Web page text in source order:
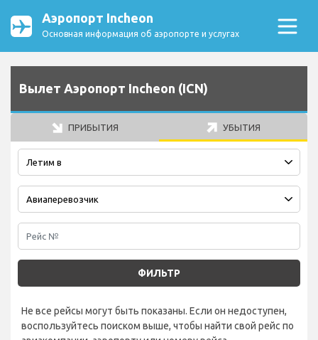
Аэропорт Incheon
Основная информация об аэропорте и услугах
Вылет Аэропорт Incheon (ICN)
ПРИБЫТИЯ УБЫТИЯ
ФИЛЬТР
Не все рейсы могут быть показаны. Если он недоступен,
воспользуйтесь поиском выше, чтобы найти свой рейс по